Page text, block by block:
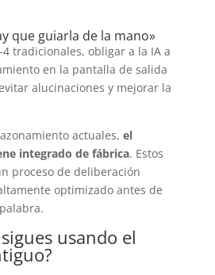
que guiarla de la mano»
4 tradicionales, obligar a la IA a
en la pantalla de salida
alucinaciones y mejorar la
actuales, el
integrado de fábrica. Estos
proceso de deliberación
optimizado antes de
usando el